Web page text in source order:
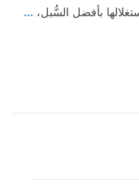
بأفضل السُّبل، ...